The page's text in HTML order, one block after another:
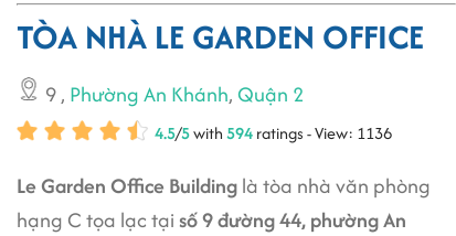
TÒA NHÀ LE GARDEN OFFICE
9, Phường An Khánh,Quận 2
4.5/5with594ratings - View: 1136
Le Garden Office Buildinglà tòa nhà văn phòng
hạng C tọa lạc tại số 9 đường 44, phường An